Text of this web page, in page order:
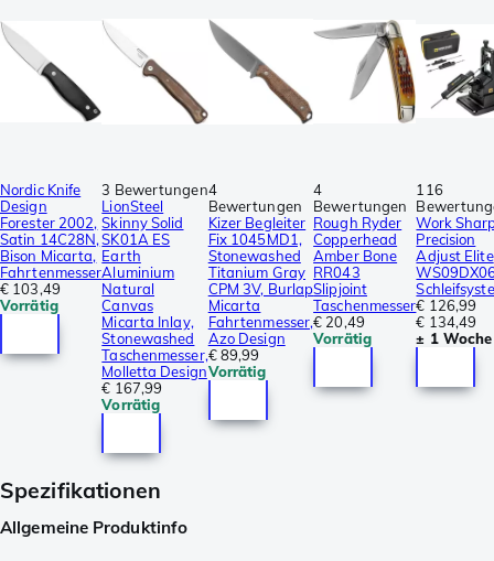
Nordic Knife
Design
Forester 2002,
Satin 14C28N,
Bison Micarta,
Fahrtenmesser
€ 103,49
Vorrätig
3 Bewertungen
LionSteel
Skinny Solid
SK01A ES
Earth
Aluminium
Natural
Canvas
Micarta Inlay,
Stonewashed
Taschenmesser,
Molletta Design
€ 167,99
Vorrätig
4
Bewertungen
Kizer Begleiter
Fix 1045MD1,
Stonewashed
Titanium Gray
CPM 3V, Burlap
Micarta
Fahrtenmesser,
Azo Design
€ 89,99
Vorrätig
4
Bewertungen
Rough Ryder
Copperhead
Amber Bone
RR043
Slipjoint
Taschenmesser
€ 20,49
Vorrätig
116
Work
Precision
Adjust Elite
€ 126,99
€ 134,49
± 1 Woche
Spezifikationen
Allgemeine Produktinfo